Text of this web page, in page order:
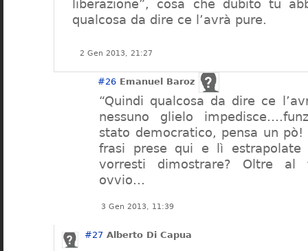
liberazione”, cosa che dubito tu
qualcosa da dire ce l’avrà pure.
2 Gen 2013, 21:27
#26 Emanuel Baroz
“Quindi qualcosa da dire ce
nessuno glielo
stato democratico, pensa un
frasi prese qui e lì estrapolate
vorresti dimostrare? Oltre al
ovvio…
3 Gen 2013, 11:39
#27 Alberto Di Capua